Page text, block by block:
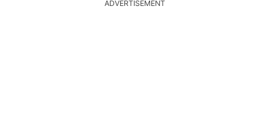
ADVERTISEMENT